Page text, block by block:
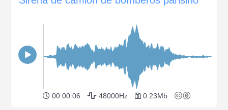
00:00:06 48000Hz 0.23Mb